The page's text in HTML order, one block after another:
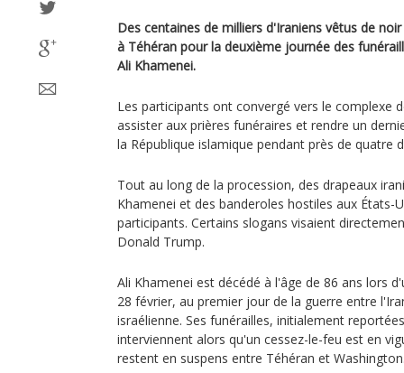
Des centaines de milliers d'Iraniens vêtus de
à Téhéran pour la deuxième journée des
Ali Khamenei.
Les participants ont convergé vers le complexe
assister aux prières funéraires et rendre un
la République islamique pendant près de quatre
Tout au long de la procession, des drapeaux
Khamenei et des banderoles hostiles aux États-
participants. Certains slogans visaient
Donald Trump.
Ali Khamenei est décédé à l'âge de 86 ans lors
28 février, au premier jour de la guerre entre
israélienne. Ses funérailles, initialement
interviennent alors qu'un cessez-le-feu est en
restent en suspens entre Téhéran et Washington.